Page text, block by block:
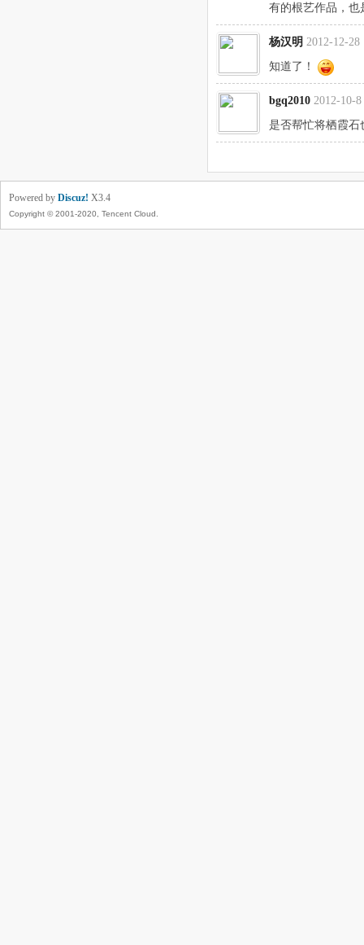
有的根艺作品，也
杨汉明 2012-12-28
知道了！
bgq2010 2012-10-
是否帮忙将栖霞石
Powered by Discuz! X3.4
Copyright © 2001-2020, Tencent Cloud.